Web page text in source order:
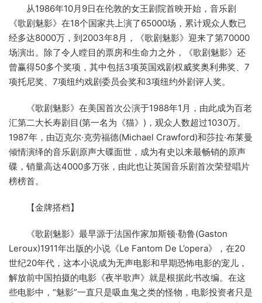
从1986年10月9日在伦敦的女王剧院首映开始，音乐剧
《歌剧魅影》在18个国家共上演了65000场，累计观众人数已
经多达8000万，到2003年8月，《歌剧魅影》迎来了第70000
场演出。除了令人瞠目的票房和生命力之外，《歌剧魅影》还
曾赢得50多个奖项，其中包括3项英国戏剧权威奖奥利弗奖、7
项托尼奖、7项纽约戏剧委员会奖和3项纽约外剧评人奖。
《歌剧魅影》在美国首次公演于1988年1月，由此成为百老
汇第二大长寿剧目(第一名为《猫》)，观众人数超过1030万。
1987年，由迈克尔·克劳福德(Michael Crawford)和莎拉·布莱曼
倾情演绎的音乐剧原声大碟面世，成为有史以来最畅销的原声
碟，销量高达4000多万张，由此也让英国音乐剧首次荣登唱片
榜榜首。
【金牌搭档】
《歌剧魅影》最早源于法国作家加斯顿·勒鲁(Gaston
Leroux)1911年出版的小说《Le Fantom De L’opera》，在20
世纪20年代，这本小说成为无声电影和早期恐怖电影的宠儿，
解放前中国拍摄的电影《夜半歌声》就是根据此书改编。在这
些电影中，“魅影”一直只是吸血鬼之类的怪物，电影投资者只是